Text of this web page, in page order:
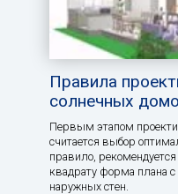
Правила
солнечных
Первым этапом
считается выбор
правило,
квадрату форма плана
наружных стен.